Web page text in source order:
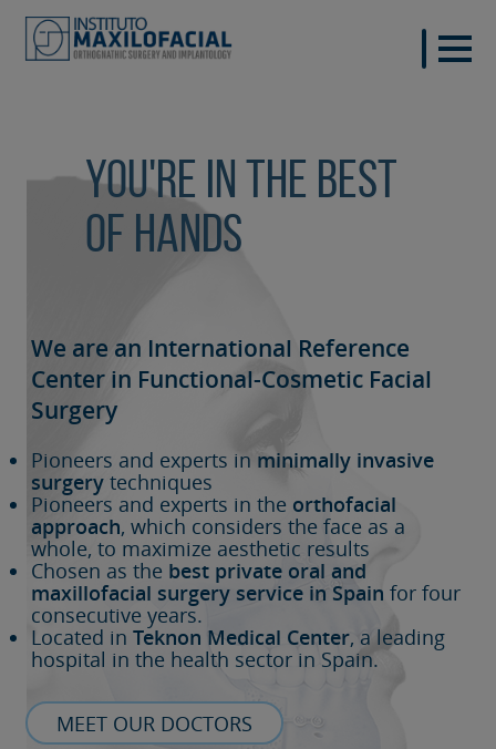
You're in the best
of hands
We are an International Reference
Center in Functional-Cosmetic Facial
Surgery
Pioneers and experts in minimally invasive
surgery techniques
Pioneers and experts in the orthofacial
approach, which considers the face as a
whole, to maximize aesthetic results
Chosen as the best private oral and
maxillofacial surgery service in Spain for four
consecutive years.
Located in Teknon Medical Center, a leading
hospital in the health sector in Spain.
MEET OUR DOCTORS